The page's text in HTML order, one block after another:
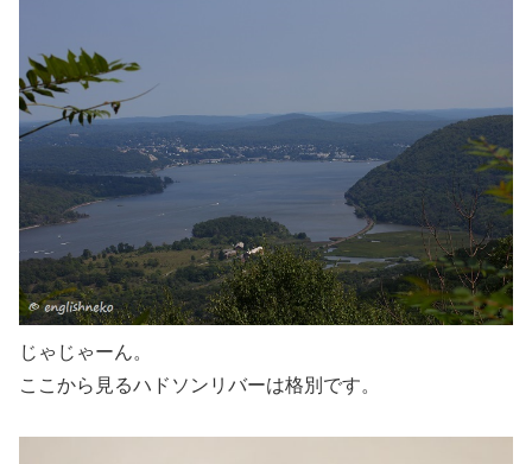
じゃじゃーん。
ここから見るハドソンリバーは格別です。